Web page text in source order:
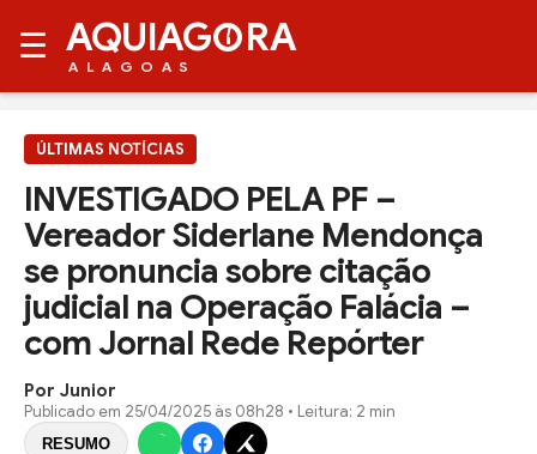
☰ AQUIAG RA
ALAGOAS
ÚLTIMAS NOTÍCIAS
INVESTIGADO PELA PF –
Vereador Siderlane Mendonça
se pronuncia sobre citação
judicial na Operação Falácia –
com Jornal Rede Repórter
Por Junior
Publicado em 25/04/2025 às 08h28 • Leitura: 2 min
RESUMO